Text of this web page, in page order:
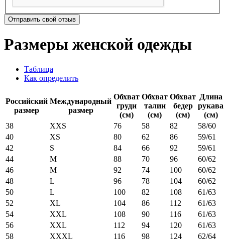
Отправить свой отзыв
Размеры женской одежды
Таблица
Как определить
Российский
размер
Международный
размер
Обхват
груди
(см)
Обхват
талии
(см)
Обхват
бедер
(см)
Длина
рукава
(см)
38
XXS 76 58 82
58/60
40
XS 80 62 86
59/61
42
S 84 66 92
59/61
44
M 88 70 96
60/62
46
M 92 74 100
60/62
48
L 96 78 104
60/62
50
L 100 82 108
61/63
52
XL 104 86 112
61/63
54
XXL 108 90 116
61/63
56
XXL 112 94 120
61/63
58
XXXL 116 98 124
62/64